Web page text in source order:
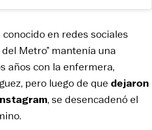
conocido en redes sociales
Metro” mantenía una
años con la enfermera,
pero luego de que dejaron
, se desencadenó el